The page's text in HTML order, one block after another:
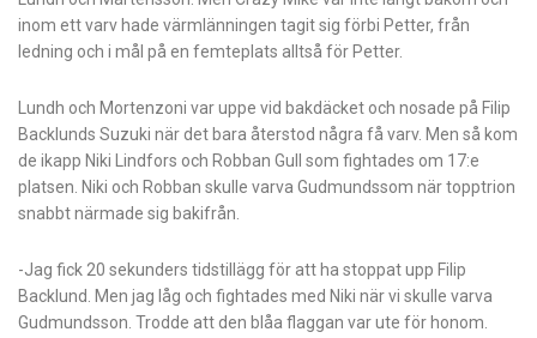
inom ett varv hade värmlänningen tagit sig förbi Petter, från
ledning och i mål på en femteplats alltså för Petter.
Lundh och Mortenzoni var uppe vid bakdäcket och nosade på Filip
Backlunds Suzuki när det bara återstod några få varv. Men så kom
de ikapp Niki Lindfors och Robban Gull som fightades om 17:e
platsen. Niki och Robban skulle varva Gudmundssom när topptrion
snabbt närmade sig bakifrån.
-Jag fick 20 sekunders tidstillägg för att ha stoppat upp Filip
Backlund. Men jag låg och fightades med Niki när vi skulle varva
Gudmundsson. Trodde att den blåa flaggan var ute för honom.